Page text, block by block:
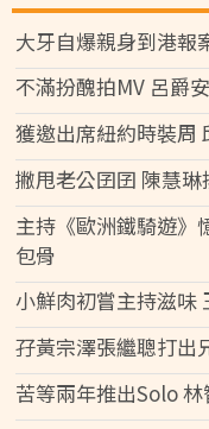
大牙自爆親身到港報
不滿扮醜拍MV 呂爵
獲邀出席紐約時裝周
撇甩老公囝囝 陳慧
主持《歐洲鐵騎遊》
包骨
小鮮肉初嘗主持滋味
孖黃宗澤張繼聰打出
苦等兩年推出Solo